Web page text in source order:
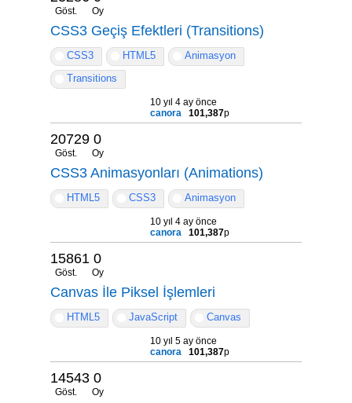
Göst. Oy
CSS3 Geçiş Efektleri (Transitions)
CSS3 HTML5
Animasyon
Transitions
10 yıl 4 ay önce
canora
101,387p
20729
Göst.
0
Oy
CSS3 Animasyonları (Animations)
HTML5 CSS3 Animasyon
10 yıl 4 ay önce
canora
101,387p
15861
Göst.
0
Oy
Canvas İle Piksel İşlemleri
HTML5 JavaScript Canvas
10 yıl 5 ay önce
canora
101,387p
14543
Göst.
0
Oy